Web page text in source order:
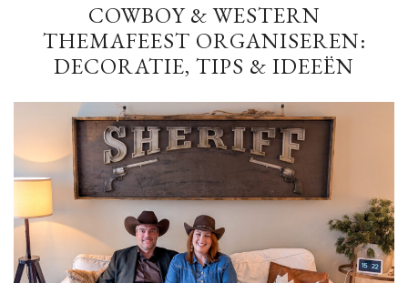
COWBOY & WESTERN
THEMAFEEST ORGANISEREN:
DECORATIE, TIPS & IDEEËN